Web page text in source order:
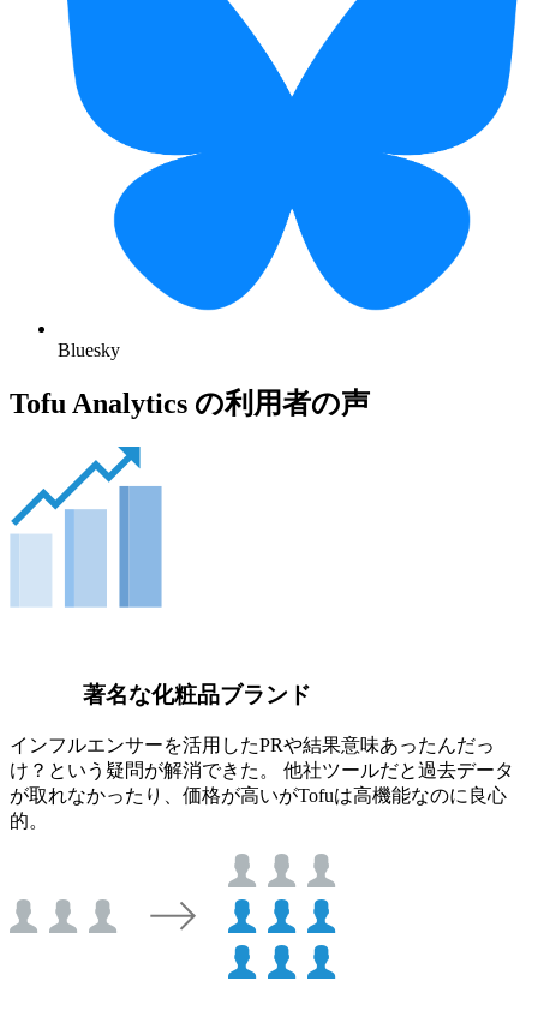
Bluesky
Tofu Analytics の利用者の声
著名な化粧品ブランド
インフルエンサーを活用したPRや結果意味あったんだっ
け？という疑問が解消できた。 他社ツールだと過去データ
が取れなかったり、価格が高いがTofuは高機能なのに良心
的。